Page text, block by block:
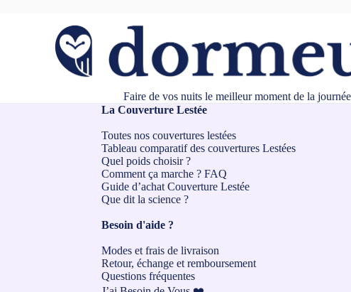
Faire de vos nuits le meilleur moment de la journée
La Couverture Lestée
Toutes nos couvertures lestées
Tableau comparatif des couvertures Lestées
Quel poids choisir ?
Comment ça marche ? FAQ
Guide d’achat Couverture Lestée
Que dit la science ?
Besoin d'aide ?
Modes et frais de livraison
Retour, échange et remboursement
Questions fréquentes